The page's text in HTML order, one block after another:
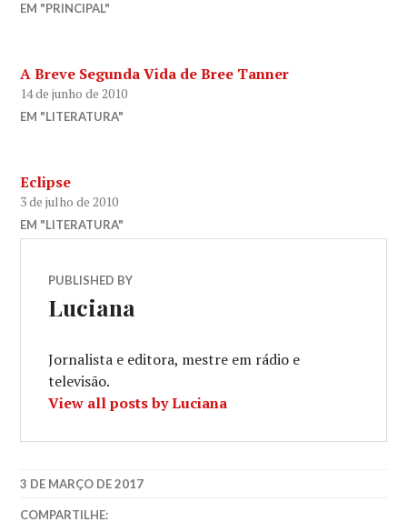
EM "PRINCIPAL"
A Breve Segunda Vida de Bree Tanner
14 de junho de 2010
EM "LITERATURA"
Eclipse
3 de julho de 2010
EM "LITERATURA"
PUBLISHED BY
Luciana
Jornalista e editora, mestre em rádio e
televisão.
View all posts by Luciana
3 DE MARÇO DE 2017
COMPARTILHE: